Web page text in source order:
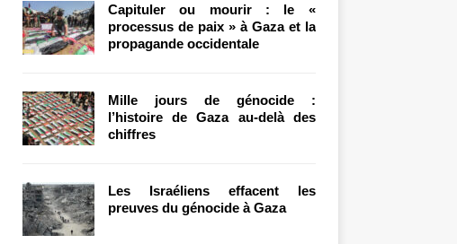
Capituler ou mourir : le «
processus de paix » à Gaza et la
propagande occidentale
Mille jours de génocide :
l’histoire de Gaza au-delà des
chiffres
Les Israéliens effacent les
preuves du génocide à Gaza